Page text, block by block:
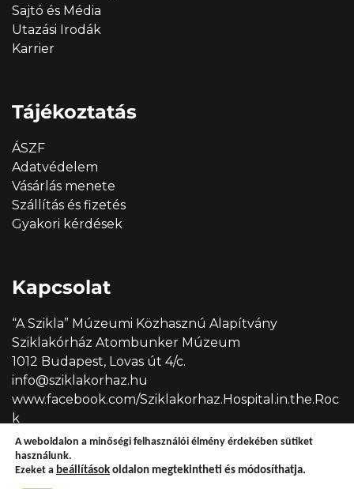
Sajtó és Média
Utazási Irodák
Karrier
Tájékoztatás
ÁSZF
Adatvédelem
Vásárlás menete
Szállítás és fizetés
Gyakori kérdések
Kapcsolat
“A Szikla” Múzeumi Közhasznú Alapítvány
Sziklakórház Atombunker Múzeum
1012 Budapest, Lovas út 4/c.
info@sziklakorhaz.hu
www.facebook.com/Sziklakorhaz.Hospital.in.the.Roc
k
A weboldalon a minőségi felhasználói élmény érdekében sütiket
használunk.
Ezeket a beállítások oldalon megtekintheti és módosíthatja.